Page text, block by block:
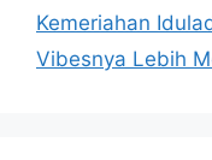
Kemeriahan
Vibesnya Lebih